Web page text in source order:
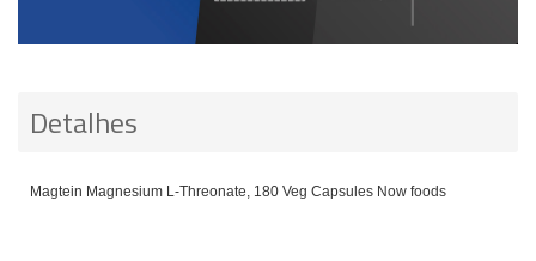
Detalhes
Magtein Magnesium L-Threonate, 180 Veg Capsules Now foods